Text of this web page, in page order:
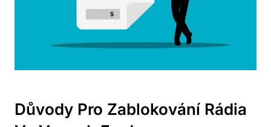
Důvody Pro Zablokování Rádia